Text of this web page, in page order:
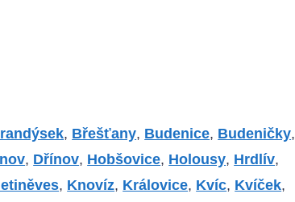
, Břešťany, Budenice, Budeničky,
, Dřínov, Hobšovice, Holousy, Hrdlív,
, Knovíz, Královice, Kvíc, Kvíček,